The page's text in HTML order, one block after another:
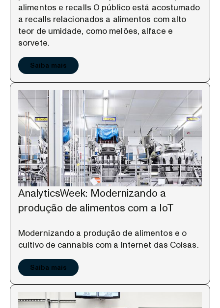
alimentos e recalls O público está acostumado
a recalls relacionados a alimentos com alto
teor de umidade, como melões, alface e
sorvete.
Saiba mais
AnalyticsWeek: Modernizando a
produção de alimentos com a IoT
Modernizando a produção de alimentos e o
cultivo de cannabis com a Internet das Coisas.
Saiba mais